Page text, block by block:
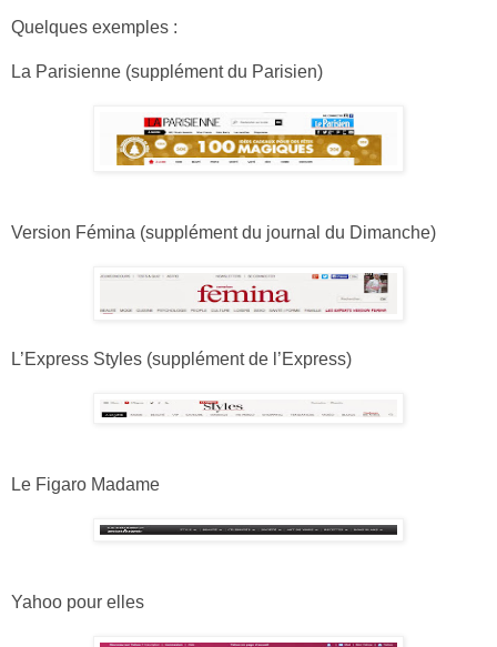
Quelques exemples :
La Parisienne (supplément du Parisien)
Version Fémina (supplément du journal du Dimanche)
L’Express Styles (supplément de l’Express)
Le Figaro Madame
Yahoo pour elles